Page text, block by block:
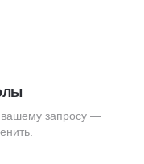
запросу —